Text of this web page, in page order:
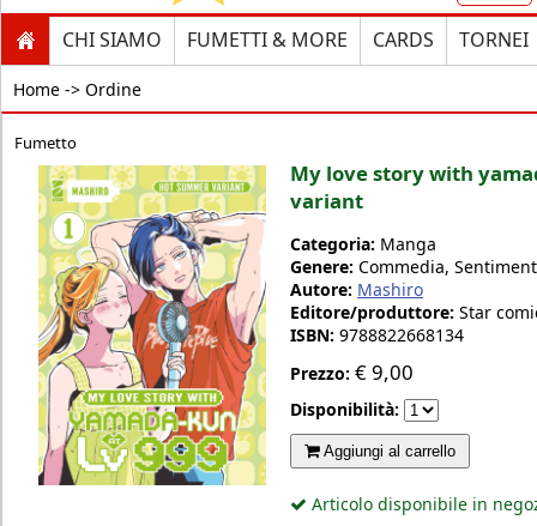
CHI SIAMO FUMETTI & MORE CARDS TORNEI
Home -> Ordine
Fumetto
My love story with
variant
Categoria: Manga
Genere: Commedia,
Autore: Mashiro
Editore/produttore: Star
ISBN: 9788822668134
Prezzo: €9,00
Disponibilità:
Aggiungi al carrello
Articolo disponibile in